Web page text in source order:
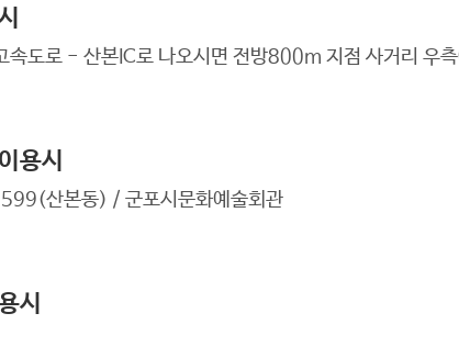
속도로 - 산본IC로 나오시면 전방800m 지점 사거리 우
용시
599(산본동) / 군포시문화예술회관
시